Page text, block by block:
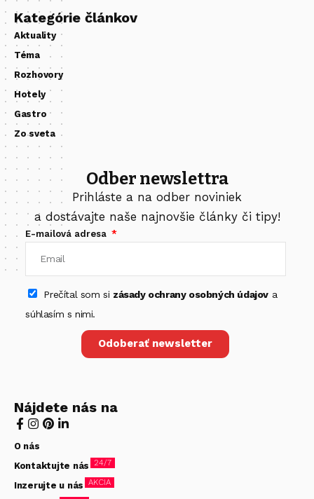
Kategórie článkov
Aktuality
Téma
Rozhovory
Hotely
Gastro
Zo sveta
Odber newslettra
Prihláste a na odber noviniek
a dostávajte naše najnovšie články či tipy!
E-mailová adresa
Prečítal som si zásady ochrany osobných údajova
súhlasím s nimi.
Odoberať newsletter
Nájdete nás na
O nás
Kontaktujte nás 24/7
Inzerujte u nás AKCIA